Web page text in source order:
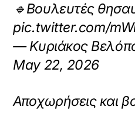
🔹Βουλευτές
pic.twitter.com/
— Κυριάκος
May 22, 2026
Αποχωρήσεις και